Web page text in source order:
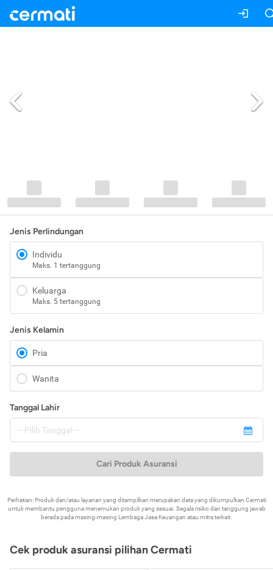
Jenis Perlindungan
Individu
Maks. 1 tertanggung
Keluarga
Maks. 5 tertanggung
Jenis Kelamin
Pria
Wanita
Tanggal Lahir
Cari Produk Asuransi
Perhatian: Produk dan/atau layanan yang ditampilkan merupakan data yang dikumpulkan Cermati
untuk membantu pengguna menemukan produk yang sesuai. Segala risiko dan tanggung jawab
berada pada masing-masing Lembaga Jasa Keuangan atau mitra terkait.
Cek produk asuransi pilihan Cermati